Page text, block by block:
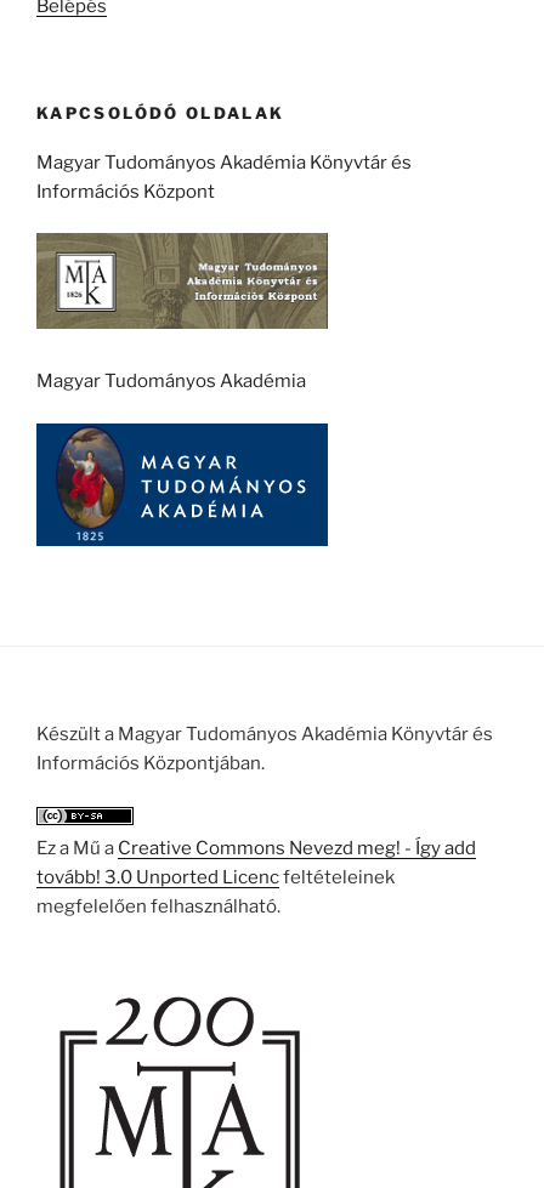
Belépés
KAPCSOLÓDÓ OLDALAK
Magyar Tudományos Akadémia Könyvtár és
Információs Központ
Magyar Tudományos Akadémia
Készült a Magyar Tudományos Akadémia Könyvtár és
Információs Központjában.
Ez a Mű a Creative Commons Nevezd meg! - Így add
tovább! 3.0 Unported Licencfeltételeinek
megfelelően felhasználható.